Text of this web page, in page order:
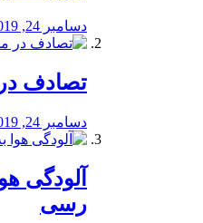
دسامبر 24, 2019
تصادف
دسامبر 24, 2019
آلودگی
رسی